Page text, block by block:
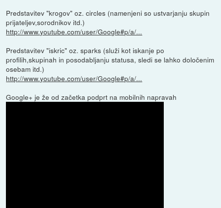
Predstavitev "krogov" oz. circles (namenjeni so ustvarjanju skupin
prijateljev,sorodnikov itd.)
http://www.youtube.com/user/Google#p/a/...
Predstavitev "iskric" oz. sparks (služi kot iskanje po
profilih,skupinah in posodabljanju statusa, sledi se lahko določenim
osebam itd.)
http://www.youtube.com/user/Google#p/a/...
Google+ je že od začetka podprt na mobilnih napravah